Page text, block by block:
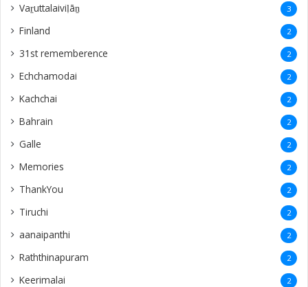
Vaṟuttalaiviḷāṉ 3
Finland 2
31st rememberence 2
Echchamodai 2
Kachchai 2
Bahrain 2
Galle 2
Memories 2
ThankYou 2
Tiruchi 2
aanaipanthi 2
Raththinapuram 2
Keerimalai 2